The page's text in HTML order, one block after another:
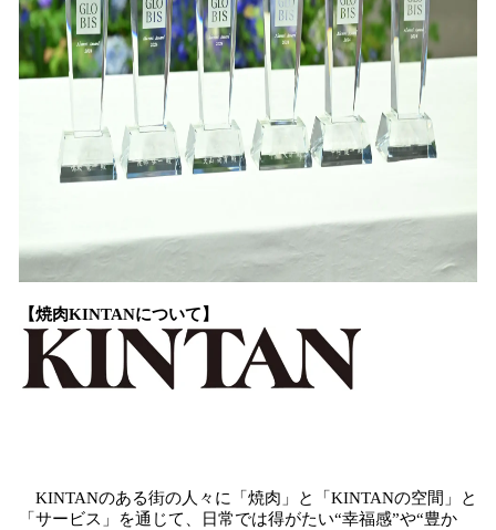
【焼肉KINTANについて】
KINTANのある街の人々に「焼肉」と「KINTANの空間」と
「サービス」を通じて、日常では得がたい“幸福感”や“豊か